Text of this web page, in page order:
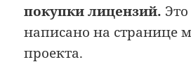
покупки лицензий.
написано на странице
проекта.